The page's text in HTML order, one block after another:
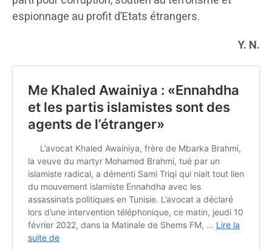
espionnage au profit d’Etats étrangers.
Y. N.